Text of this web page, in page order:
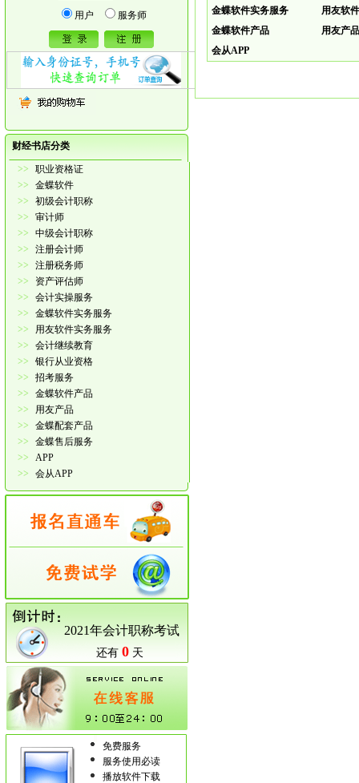
用户
服务师
财经书店分类
>>
职业资格证
>>
金蝶软件
>>
初级会计职称
>>
审计师
>>
中级会计职称
>>
注册会计师
>>
注册税务师
>>
资产评估师
>>
会计实操服务
>>
金蝶软件实务服务
>>
用友软件实务服务
>>
会计继续教育
>>
银行从业资格
>>
招考服务
>>
金蝶软件产品
>>
用友产品
>>
金蝶配套产品
>>
金蝶售后服务
>>
APP
>>
会从APP
2021年会计职称考试
还有 0 天
免费服务
服务使用必读
播放软件下载
金蝶软件实务服务
用友软
金蝶软件产品
用友产品
会从APP